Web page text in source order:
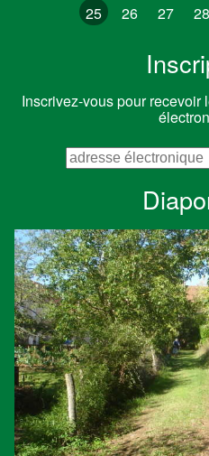
25
26 27 28
Inscrivez-vous pour recevoir